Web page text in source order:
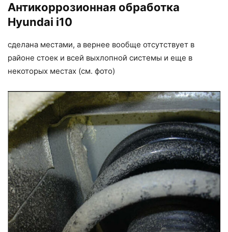
Антикоррозионная обработка
Hyundai i10
сделана местами, а вернее вообще отсутствует в
районе стоек и всей выхлопной системы и еще в
некоторых местах (см. фото)